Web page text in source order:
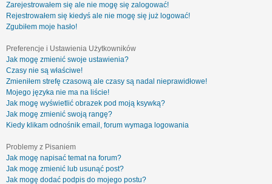
Zarejestrowałem się ale nie mogę się zalogować!
Rejestrowałem się kiedyś ale nie mogę się już logować!
Zgubiłem moje hasło!
Preferencje i Ustawienia Użytkowników
Jak mogę zmienić swoje ustawienia?
Czasy nie są właściwe!
Zmieniłem strefę czasową ale czasy są nadal nieprawidłowe!
Mojego języka nie ma na liście!
Jak mogę wyświetlić obrazek pod moją ksywką?
Jak mogę zmienić swoją rangę?
Kiedy klikam odnośnik email, forum wymaga logowania
Problemy z Pisaniem
Jak mogę napisać temat na forum?
Jak mogę zmienić lub usunąć post?
Jak mogę dodać podpis do mojego postu?